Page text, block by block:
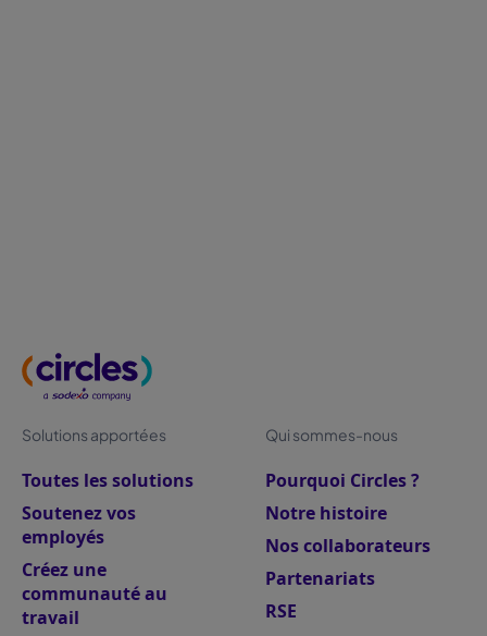
Solutions apportées
Toutes les solutions
Soutenez vos
employés
Créez une
communauté au
travail
Qui sommes-nous
Pourquoi Circles ?
Notre histoire
Nos collaborateurs
Partenariats
RSE